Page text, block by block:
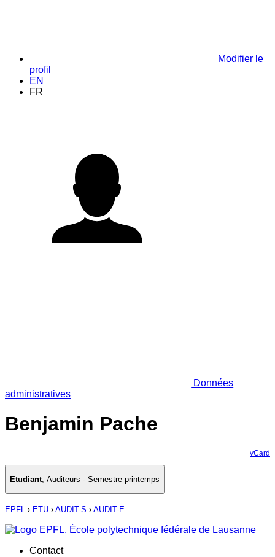
Modifier le
profil
EN
FR
Données
administratives
Benjamin Pache
vCard
Etudiant, Auditeurs - Semestre printemps
EPFL › ETU › AUDIT-S › AUDIT-E
Contact